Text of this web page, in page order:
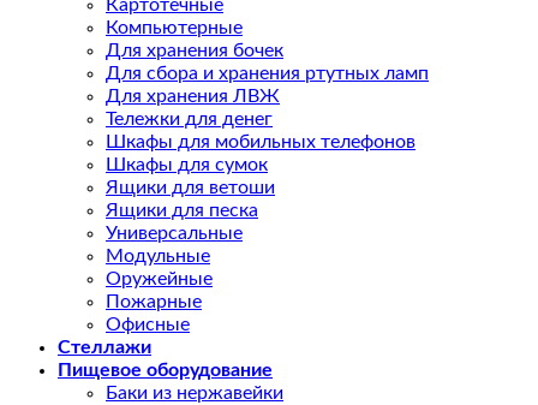
Картотечные
Компьютерные
Для хранения бочек
Для сбора и хранения ртутных ламп
Для хранения ЛВЖ
Тележки для денег
Шкафы для мобильных телефонов
Шкафы для сумок
Ящики для ветоши
Ящики для песка
Универсальные
Модульные
Оружейные
Пожарные
Офисные
Стеллажи
Пищевое оборудование
Баки из нержавейки